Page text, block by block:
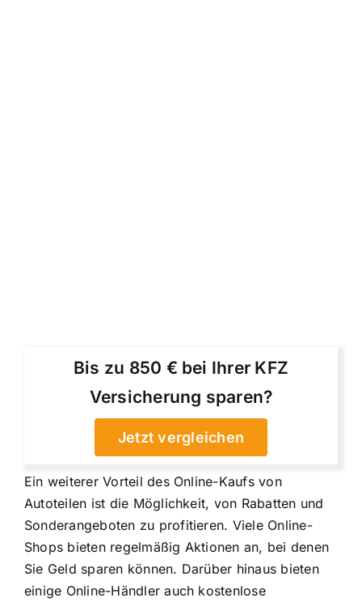
Bis zu 850 € bei Ihrer KFZ
Versicherung sparen?
Jetzt vergleichen
Ein weiterer Vorteil des Online-Kaufs von
Autoteilen ist die Möglichkeit, von Rabatten und
Sonderangeboten zu profitieren. Viele Online-
Shops bieten regelmäßig Aktionen an, bei denen
Sie Geld sparen können. Darüber hinaus bieten
einige Online-Händler auch kostenlose